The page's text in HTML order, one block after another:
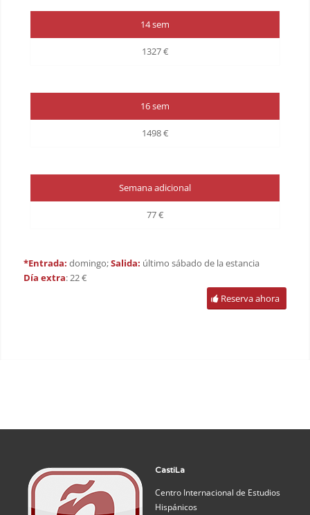
14 sem
1327 €
16 sem
1498 €
Semana adicional
77 €
*Entrada: domingo;Salida: último sábado de la estancia
Día extra: 22 €
Reserva ahora
CastiLa
Centro Internacional de Estudios
Hispánicos